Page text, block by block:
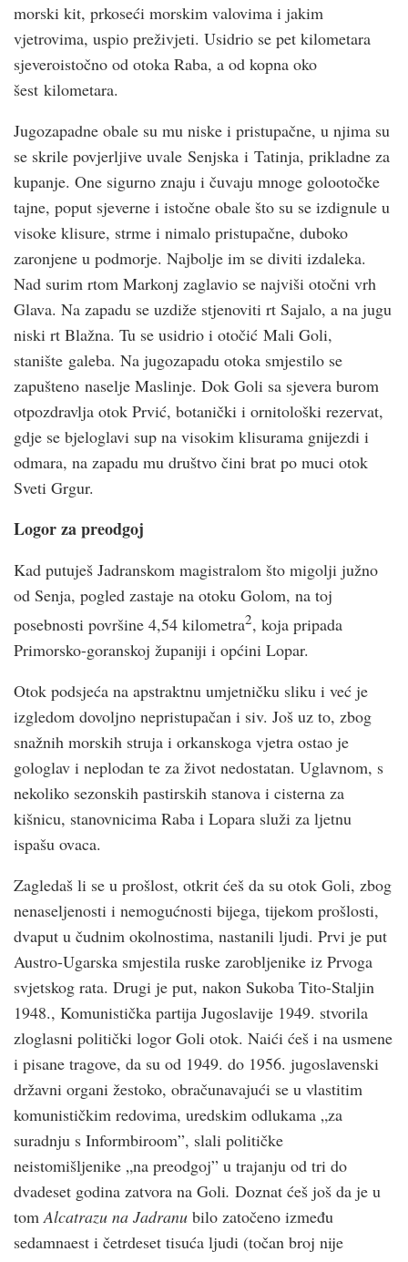
morski kit, prkoseći morskim valovima i jakim
vjetrovima, uspio preživjeti. Usidrio se pet kilometara
sjeveroistočno od otoka Raba, a od kopna oko
šest kilometara.
Jugozapadne obale su mu niske i pristupačne, u njima su
se skrile povjerljive uvale Senjska i Tatinja, prikladne za
kupanje. One sigurno znaju i čuvaju mnoge golootočke
tajne, poput sjeverne i istočne obale što su se izdignule u
visoke klisure, strme i nimalo pristupačne, duboko
zaronjene u podmorje. Najbolje im se diviti izdaleka.
Nad surim rtom Markonj zaglavio se najviši otočni vrh
Glava. Na zapadu se uzdiže stjenoviti rt Sajalo, a na jugu
niski rt Blažna. Tu se usidrio i otočić Mali Goli,
stanište galeba. Na jugozapadu otoka smjestilo se
zapušteno naselje Maslinje. Dok Goli sa sjevera burom
otpozdravlja otok Prvić, botanički i ornitološki rezervat,
gdje se bjeloglavi sup na visokim klisurama gnijezdi i
odmara, na zapadu mu društvo čini brat po muci otok
Sveti Grgur.
Logor za preodgoj
Kad putuješ Jadranskom magistralom što migolji južno
od Senja, pogled zastaje na otoku Golom, na toj
posebnosti površine 4,54 kilometra2, koja pripada
Primorsko-goranskoj županiji i općini Lopar.
Otok podsjeća na apstraktnu umjetničku sliku i već je
izgledom dovoljno nepristupačan i siv. Još uz to, zbog
snažnih morskih struja i orkanskoga vjetra ostao je
gologlav i neplodan te za život nedostatan. Uglavnom, s
nekoliko sezonskih pastirskih stanova i cisterna za
kišnicu, stanovnicima Raba i Lopara služi za ljetnu
ispašu ovaca.
Zagledaš li se u prošlost, otkrit ćeš da su otok Goli, zbog
nenaseljenosti i nemogućnosti bijega, tijekom prošlosti,
dvaput u čudnim okolnostima, nastanili ljudi. Prvi je put
Austro-Ugarska smjestila ruske zarobljenike iz Prvoga
svjetskog rata. Drugi je put, nakon Sukoba Tito-Staljin
1948., Komunistička partija Jugoslavije 1949. stvorila
zloglasni politički logor Goli otok. Naići ćeš i na usmene
i pisane tragove, da su od 1949. do 1956. jugoslavenski
državni organi žestoko, obračunavajući se u vlastitim
komunističkim redovima, uredskim odlukama „za
suradnju s Informbiroom”, slali političke
neistomišljenike „na preodgoj” u trajanju od tri do
dvadeset godina zatvora na Goli. Doznat ćeš još da je u
tomAlcatrazu na Jadranu bilo zatočeno između
sedamnaest i četrdeset tisuća ljudi (točan broj nije